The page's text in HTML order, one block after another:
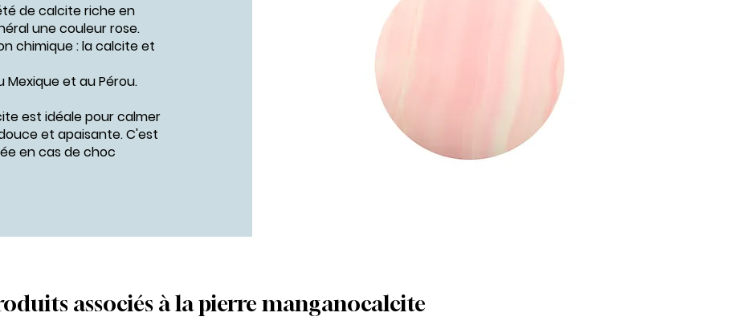
de calcite riche en
une couleur rose.
chimique : la calcite et
Mexique et au Pérou.
est idéale pour calmer
et apaisante. C'est
en cas de choc
associés à la pierre manganocalcite